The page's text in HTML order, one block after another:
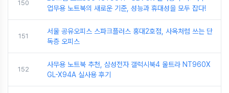
150
업무용 노트북의 새로운 기준, 성능과 휴대성을 모두 잡다!
151
서울 공유오피스 스파크플러스 홍대2호점, 사옥처럼 쓰는 단
독층 오피스
152
사무용 노트북 추천, 삼성전자 갤럭시북4 울트라 NT960X
GL-X94A 실사용 후기